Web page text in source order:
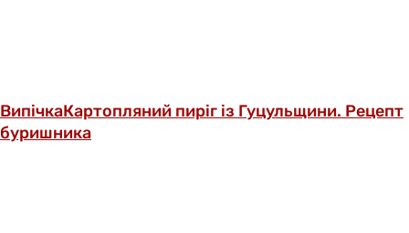
ВипічкаКартопляний пиріг із Гуцульщини. Рецепт
буришника